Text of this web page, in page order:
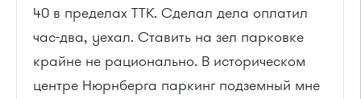
40 в пределах ТТК. Сделал дела оплатил
час-два, уехал. Ставить на зел парковке
крайне не рационально. В историческом
центре Нюрнберга паркинг подземный мне